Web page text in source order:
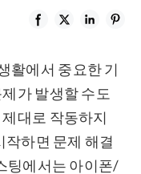
활에서 중요한 기
가 발생할 수도
대로 작동하지
하면 문제 해결
팅에서는 아이폰/